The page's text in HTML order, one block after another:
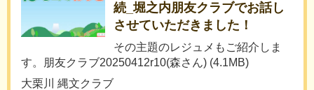
続_堀之内朋友クラブでお話し
させていただきました！
その主題のレジュメもご紹介しま
す。朋友クラブ20250412r10(森さん) (4.1MB)
大栗川 縄文クラブ